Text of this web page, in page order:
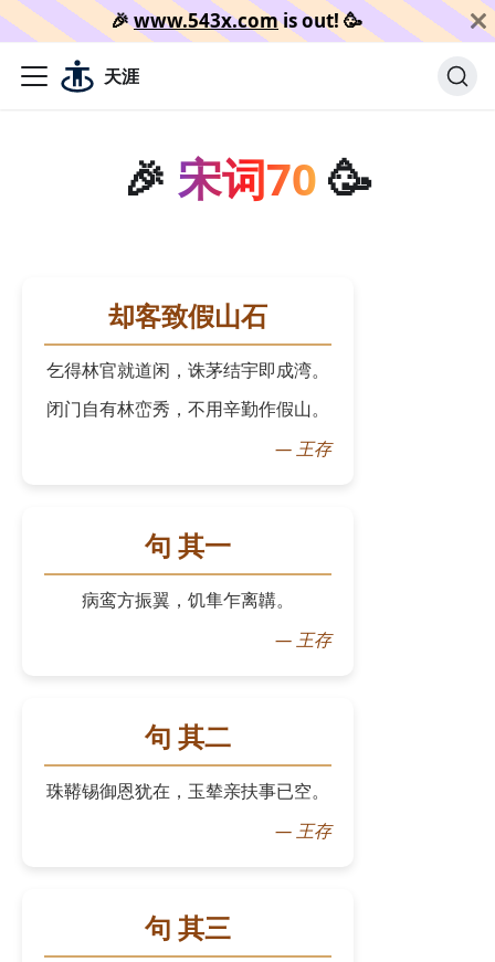
🎉️www.543x.comis out!🥳️
天涯
🎉 宋词70 🥳
却客致假山石
乞得林官就道闲，诛茅结宇即成湾。
闭门自有林峦秀，不用辛勤作假山。
—王存
句 其一
病鸾方振翼，饥隼乍离韝。
—王存
句 其二
珠鞯锡御恩犹在，玉辇亲扶事已空。
—王存
句 其三